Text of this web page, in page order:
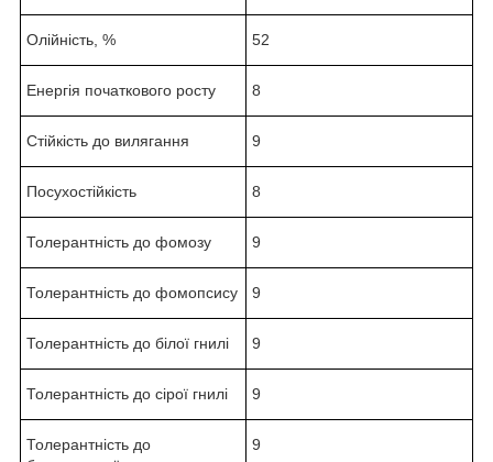
Олійність, % 52
Енергія початкового росту 8
Стійкість до вилягання 9
Посухостійкість 8
Толерантність до фомозу 9
Толерантність до фомопсису 9
Толерантність до білої гнилі 9
Толерантність до сірої гнилі 9
Толерантність до
9